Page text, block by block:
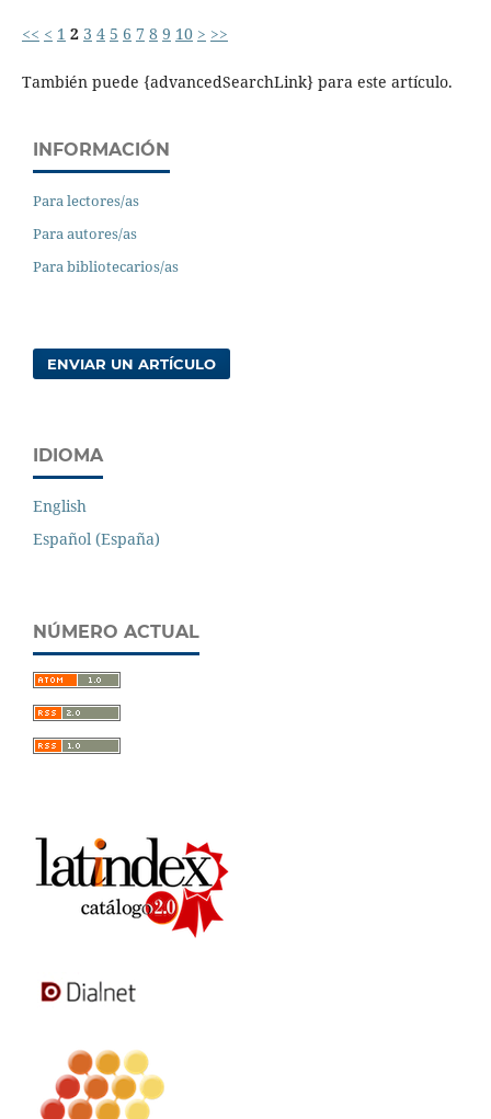
<< < 1 2 3 4 5 6 7 8 9 10 > >>
También puede {advancedSearchLink} para este artículo.
INFORMACIÓN
Para lectores/as
Para autores/as
Para bibliotecarios/as
ENVIAR UN ARTÍCULO
IDIOMA
English
Español (España)
NÚMERO ACTUAL